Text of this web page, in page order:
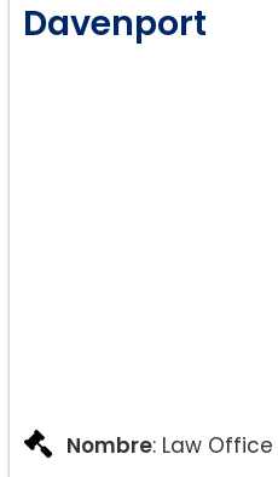
Custodia de
Davenport
Nombre: Law